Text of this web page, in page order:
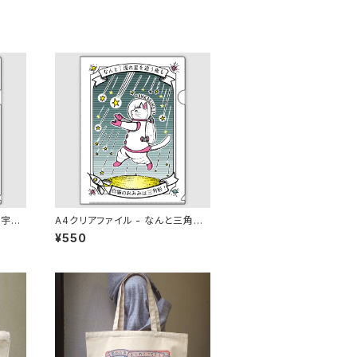
宙
A4クリアファイル - なんと三角
流星雨
¥550